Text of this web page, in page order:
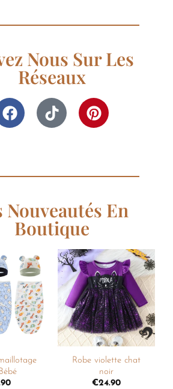
Nous Sur Les
Réseaux
Nouveautés En
Boutique
Ajouter
à la
liste de
souhaits
Ajouter
à la
liste de
souhaits
+
Robe violette chat
noir
€24.90